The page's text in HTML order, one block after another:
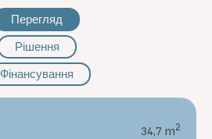
Перегляд
Рішення
Фінансування
34,7 m2